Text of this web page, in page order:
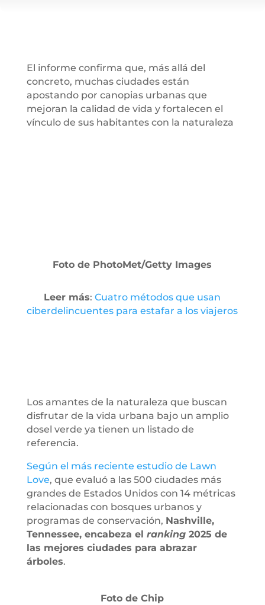
El informe confirma que, más allá del
concreto, muchas ciudades están
apostando por canopias urbanas que
mejoran la calidad de vida y fortalecen el
vínculo de sus habitantes con la naturaleza
Foto de PhotoMet/Getty Images
Leer más:Cuatro métodos que usan
ciberdelincuentes para estafar a los viajeros
Los amantes de la naturaleza que buscan
disfrutar de la vida urbana bajo un amplio
dosel verde ya tienen un listado de
referencia.
Según el más reciente estudio de Lawn
Love, que evaluó a las 500 ciudades más
grandes de Estados Unidos con 14 métricas
relacionadas con bosques urbanos y
programas de conservación, Nashville,
Tennessee, encabeza el ranking2025 de
las mejores ciudades para abrazar
árboles.
Foto deChip